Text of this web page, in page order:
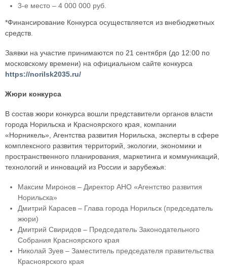
3-е место – 4 000 000 руб.
*Финансирование Конкурса осуществляется из внебюджетных
средств.
Заявки на участие принимаются по 21 сентября (до 12:00 по
московскому времени) на официальном сайте конкурса
https://norilsk2035.ru/
Жюри конкурса
В состав жюри конкурса вошли представители органов власти
города Норильска и Красноярского края, компании
«Норникель», Агентства развития Норильска, эксперты в сфере
комплексного развития территорий, экологии, экономики и
пространственного планирования, маркетинга и коммуникаций,
технологий и инноваций из России и зарубежья:
Максим Миронов – Директор АНО «Агентство развития
Норильска»
Дмитрий Карасев – Глава города Норильск (председатель
жюри)
Дмитрий Свиридов – Председатель Законодательного
Собрания Красноярского края
Николай Зуев – Заместитель председателя правительства
Красноярского края